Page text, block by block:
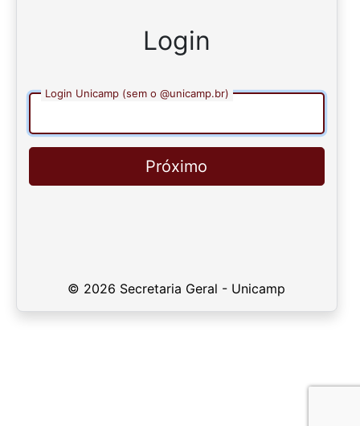
Login
Login Unicamp (sem o @unicamp.br)
Próximo
© 2026 Secretaria Geral - Unicamp